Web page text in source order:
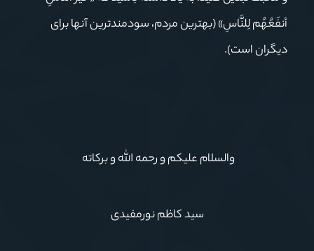
أنفَعُهُم لِلنَّاسِ» (بهترین مردم، سودمندترین آنها برای
دیگران است).
والسلام علیکم و رحمه الله و برکاته
سید کاظم نورمفیدی